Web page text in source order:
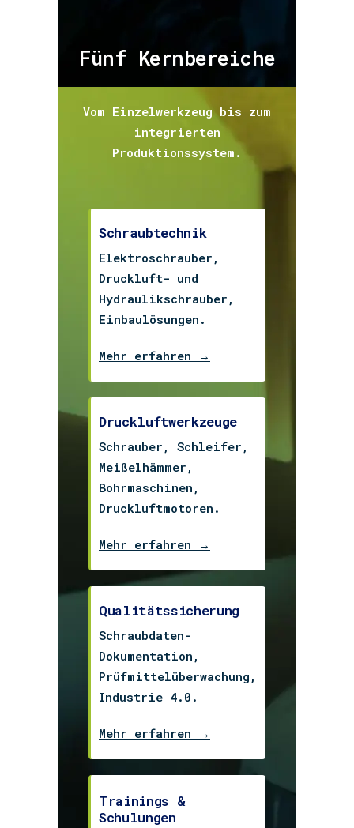
Fünf Kernbereiche
Vom Einzelwerkzeug bis zum
integrierten
Produktionssystem.
Schraubtechnik
Elektroschrauber,
Druckluft- und
Hydraulikschrauber,
Einbaulösungen.
Mehr erfahren →
Druckluftwerkzeuge
Schrauber, Schleifer,
Meißelhämmer,
Bohrmaschinen,
Druckluftmotoren.
Mehr erfahren →
Qualitätssicherung
Schraubdaten-
Dokumentation,
Prüfmittelüberwachung,
Industrie 4.0.
Mehr erfahren →
Trainings &
Schulungen